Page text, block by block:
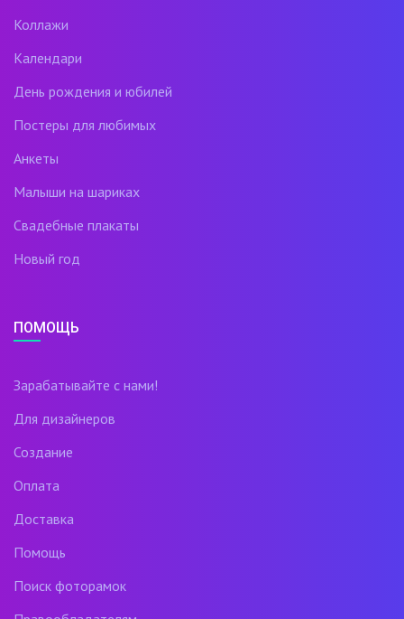
Коллажи
Календари
День рождения и юбилей
Постеры для любимых
Анкеты
Малыши на шариках
Свадебные плакаты
Новый год
ПОМОЩЬ
Зарабатывайте с нами!
Для дизайнеров
Создание
Оплата
Доставка
Помощь
Поиск фоторамок